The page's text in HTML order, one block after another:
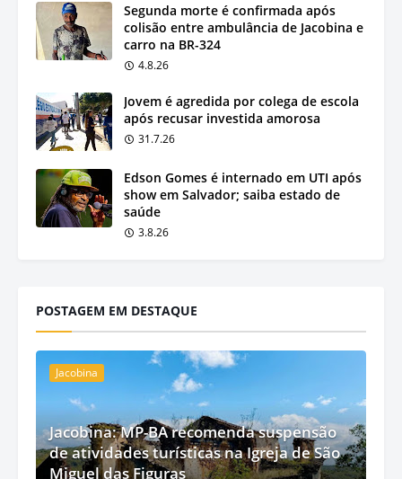
Segunda morte é confirmada após
colisão entre ambulância de Jacobina e
carro na BR-324
4.8.26
Jovem é agredida por colega de escola
após recusar investida amorosa
31.7.26
Edson Gomes é internado em UTI após
show em Salvador; saiba estado de
saúde
3.8.26
POSTAGEM EM DESTAQUE
Jacobina
Jacobina: MP-BA recomenda suspensão
de atividades turísticas na Igreja de São
Miguel das Figuras